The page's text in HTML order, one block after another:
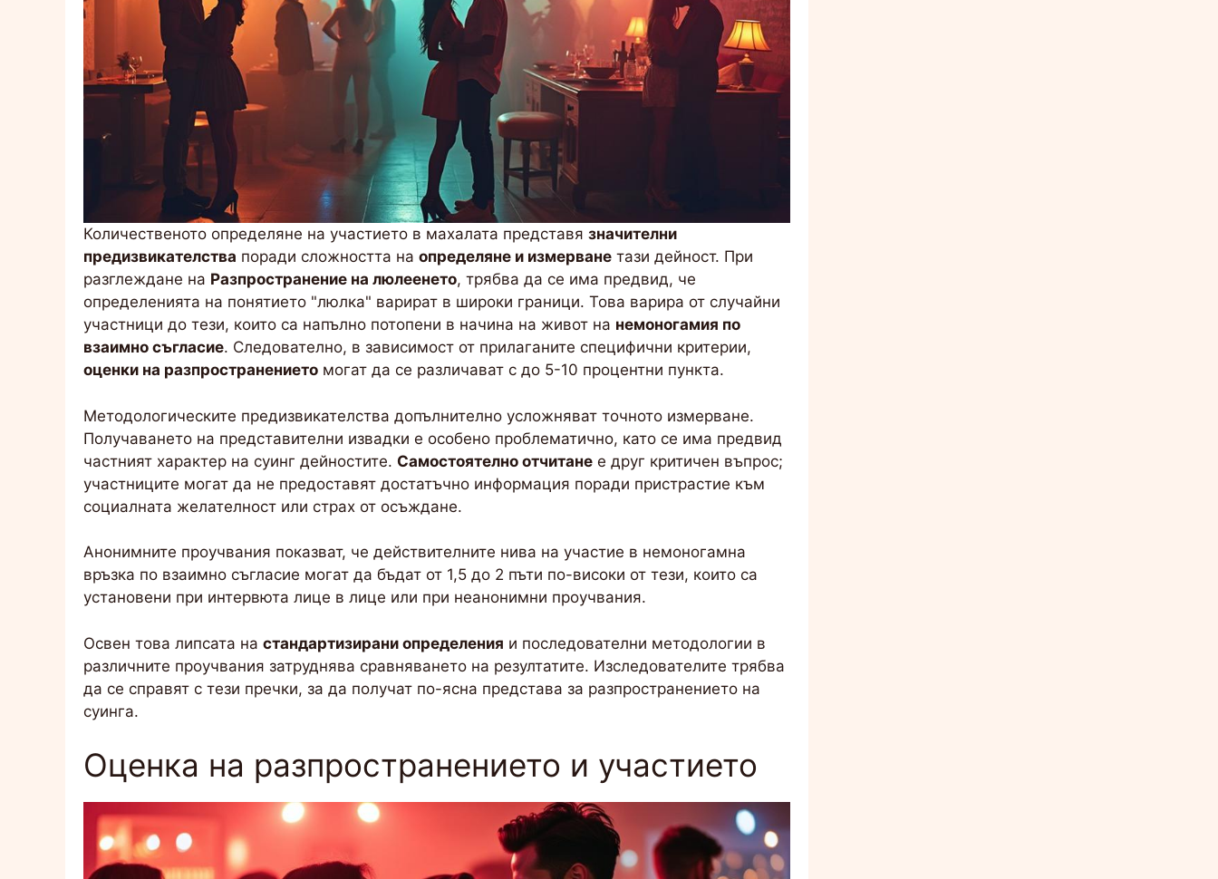
Количественото определяне на участието в махалата представя значителни
предизвикателства поради сложността на определяне и измерване тази дейност. При
разглеждане на Разпространение на люлеенето, трябва да се има предвид, че
определенията на понятието "люлка" варират в широки граници. Това варира от случайни
участници до тези, които са напълно потопени в начина на живот на немоногамия по
взаимно съгласие. Следователно, в зависимост от прилаганите специфични критерии,
оценки на разпространението могат да се различават с до 5-10 процентни пункта.
Методологическите предизвикателства допълнително усложняват точното измерване.
Получаването на представителни извадки е особено проблематично, като се има предвид
частният характер на суинг дейностите. Самостоятелно отчитане е друг критичен въпрос;
участниците могат да не предоставят достатъчно информация поради пристрастие към
социалната желателност или страх от осъждане.
Анонимните проучвания показват, че действителните нива на участие в немоногамна
връзка по взаимно съгласие могат да бъдат от 1,5 до 2 пъти по-високи от тези, които са
установени при интервюта лице в лице или при неанонимни проучвания.
Освен това липсата на стандартизирани определения и последователни методологии в
различните проучвания затруднява сравняването на резултатите. Изследователите трябва
да се справят с тези пречки, за да получат по-ясна представа за разпространението на
суинга.
Оценка на разпространението и участието